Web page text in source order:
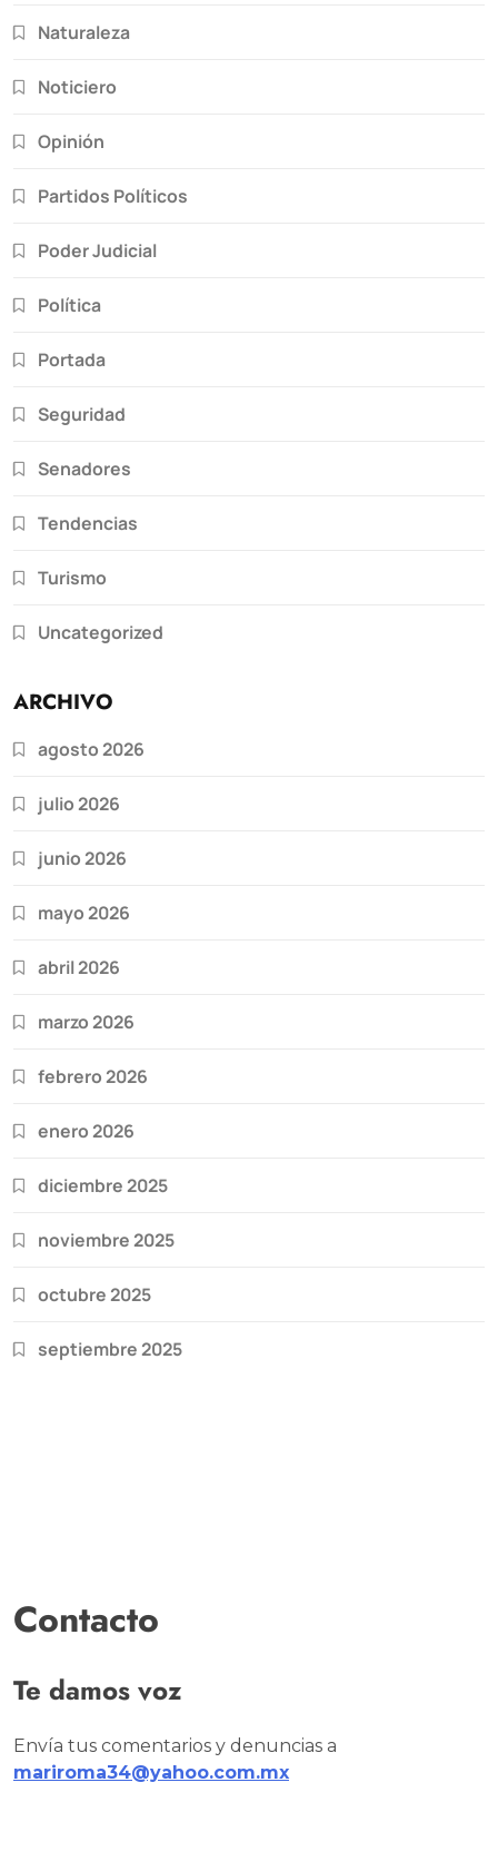
Naturaleza
Noticiero
Opinión
Partidos Políticos
Poder Judicial
Política
Portada
Seguridad
Senadores
Tendencias
Turismo
Uncategorized
ARCHIVO
agosto 2026
julio 2026
junio 2026
mayo 2026
abril 2026
marzo 2026
febrero 2026
enero 2026
diciembre 2025
noviembre 2025
octubre 2025
septiembre 2025
Contacto
Te damos voz
Envía tus comentarios y denuncias a
mariroma34@yahoo.com.mx